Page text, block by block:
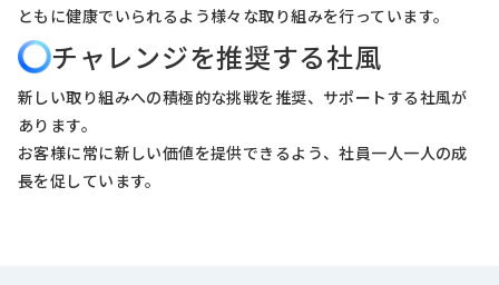
ともに健康でいられるよう様々な取り組みを行っています。
チャレンジを推奨する社風
新しい取り組みへの積極的な挑戦を推奨、サポートする社風が
あります。
お客様に常に新しい価値を提供できるよう、社員一人一人の成
長を促しています。